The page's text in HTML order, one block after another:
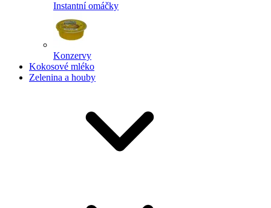
Instantní omáčky
Konzervy
Kokosové mléko
Zelenina a houby